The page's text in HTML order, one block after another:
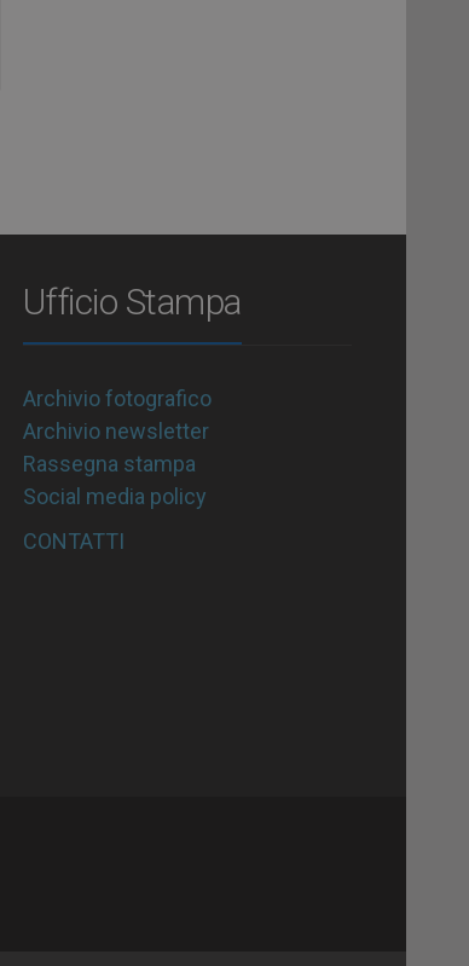
Ufficio Stampa
Archivio fotografico
Archivio newsletter
Rassegna stampa
Social media policy
CONTATTI